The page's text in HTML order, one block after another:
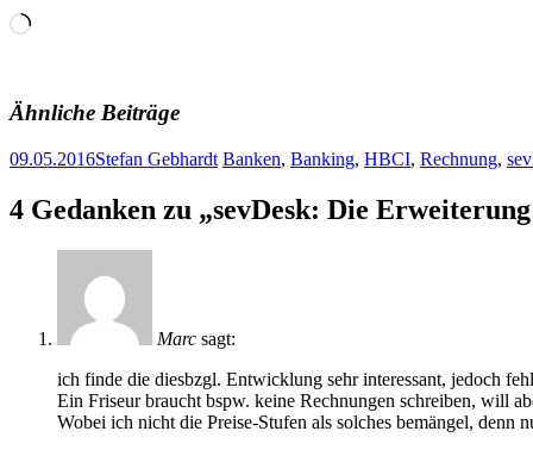
Wird
Ähnliche Beiträge
09.05.2016Stefan Gebhardt Banken, Banking, HBCI, Rechnung,
Navigation
4 Gedanken zu „sevDesk: Die
Marc sagt:
ich finde die diesbzgl. Entwicklung sehr interessant, jedoch
Ein Friseur braucht bspw. keine Rechnungen schreiben, will
Wobei ich nicht die Preise-Stufen als solches bemängel,